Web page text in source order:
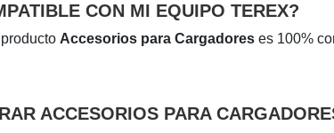
CON MI EQUIPO TEREX?
Accesorios para Cargadores es 100%
ACCESORIOS PARA